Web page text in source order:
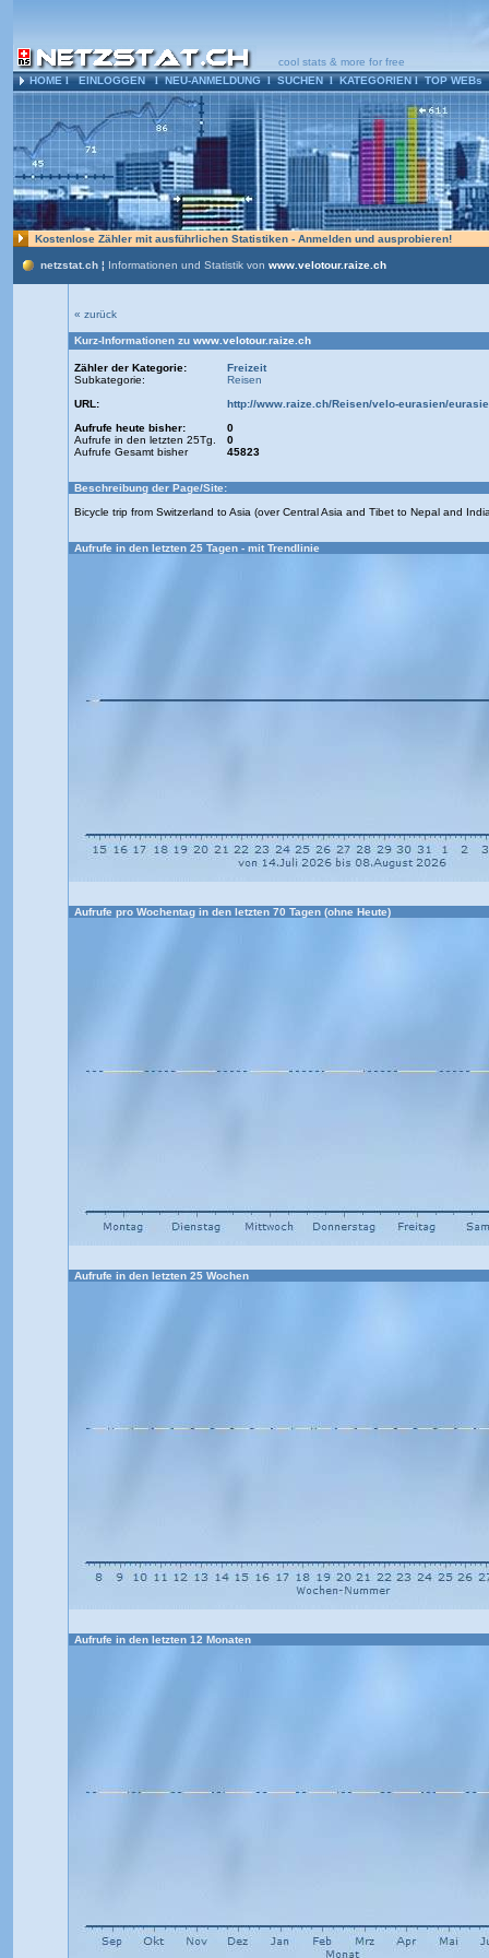
cool stats & more for free
HOME l EINLOGGEN l NEU-ANMELDUNG l SUCHEN lKATEGORIEN lTOP WEBs
Kostenlose Zähler mit ausführlichen Statistiken - Anmelden und ausprobieren!
netzstat.ch ¦ Informationen und Statistik von www.velotour.raize.ch
« zurück
Kurz-Informationen zu www.velotour.raize.ch
Zähler der Kategorie:
Freizeit
Subkategorie:
Reisen
URL:
http://www.raize.ch/Reisen/velo-eurasien/
Aufrufe heute bisher:
0
Aufrufe in den letzten 25Tg.
0
Aufrufe Gesamt bisher
45823
Beschreibung der Page/Site:
Bicycle trip from Switzerland to Asia (over Central Asia and Tibet to Nepal and
Aufrufe in den letzten 25 Tagen - mit Trendlinie
Aufrufe pro Wochentag in den letzten 70 Tagen (ohne Heute)
Aufrufe in den letzten 25 Wochen
Aufrufe in den letzten 12 Monaten